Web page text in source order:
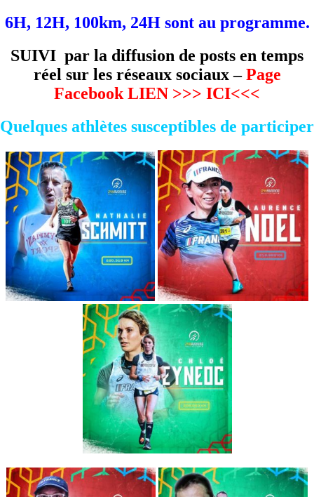
6H, 12H, 100km, 24H sont au programme.
SUIVI par la diffusion de posts en temps
réel sur les réseaux sociaux –Page
Facebook LIEN >>> ICI<<<
Quelques athlètes susceptibles de participer